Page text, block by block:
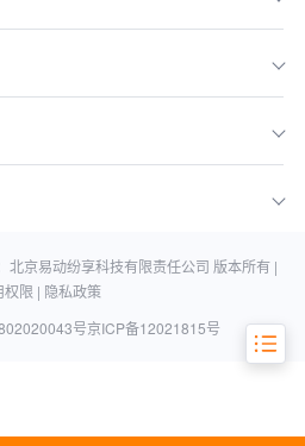
一、定目标
五、善用CRM工具
北京易动纷享科技有限责任公司 版本所有 |
权限 | 隐私政策
号京ICP备12021815号